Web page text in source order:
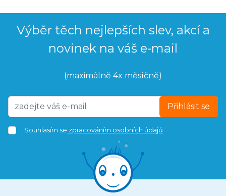
Výběr těch nejlepších slev, akcí a
novinek na váš e-mail
(maximálně 4x měsíčně)
Přihlásit se
Souhlasím se zpracováním osobních údajů